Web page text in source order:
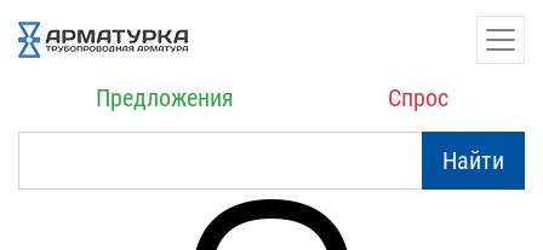
Предложения Спрос
Найти